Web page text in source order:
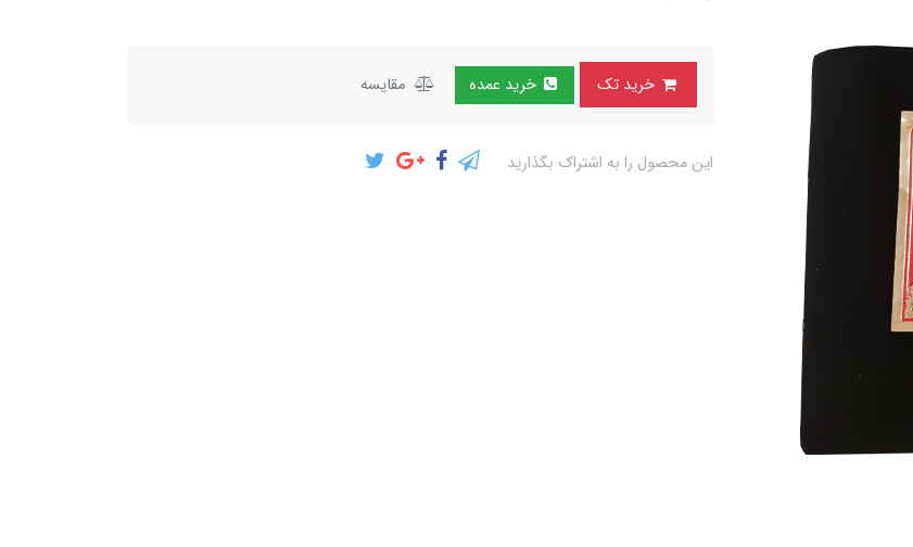
خرید تک خرید عمده مقایسه
این محصول را به اشتراک بگذارید